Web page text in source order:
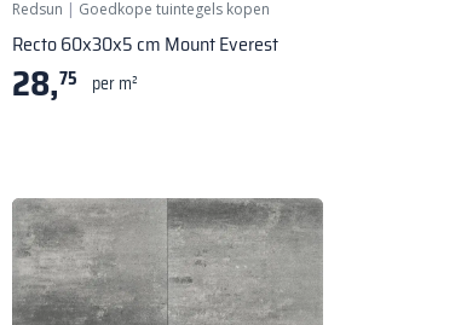
Redsun | Goedkope tuintegels kopen
Recto 60x30x5 cm Mount Everest
28,75 per m²